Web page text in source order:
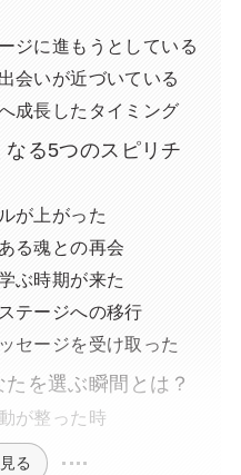
ジに進もうとしている
会いが近づいている
成長したタイミング
る5つのスピリチ
が上がった
る魂との再会
ぶ時期が来た
テージへの移行
セージを受け取った
を選ぶ瞬間とは？
が整った時
る